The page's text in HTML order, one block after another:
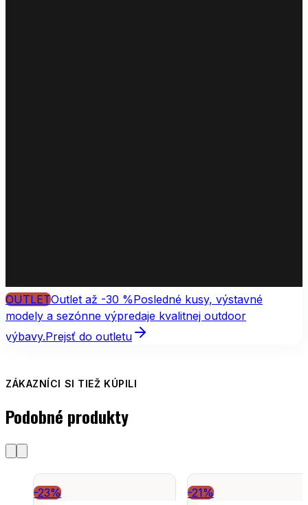
OUTLETOutlet až -30 %Posledné kusy, výstavné
modely a sezónne výpredaje kvalitnej outdoor
výbavy.Prejsť do outletu
ZÁKAZNÍCI SI TIEŽ KÚPILI
Podobné produkty
-23% -21%